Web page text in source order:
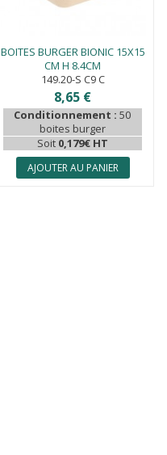
BOITES BURGER BIONIC 15X15
CM H 8.4CM
149.20-S C9 C
8,65 €
Conditionnement :50
boites burger
Soit 0,179€ HT
AJOUTER AU PANIER